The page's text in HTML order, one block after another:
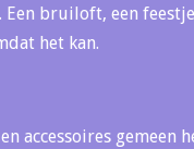
Een bruiloft, een
het kan.
accessoires gemeen